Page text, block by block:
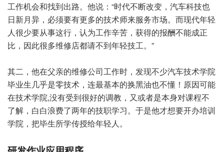
工作机会和找到出路。他说：“时代不断改变，汽车科技也
日新月异，必须要有更多的技术师来服务市场。而现代年轻
人很少要从事这行，认为工作辛苦，获得的报酬不能成正
比，因此很多维修店都请不到年轻技工。”
其二，他在父亲的维修公司工作时，发现不少汽车技术学院
毕业生几乎是零技术，连最基本的换黑油也不懂！原因可能
在技术学院,没有受到很好的调教，又或者是本身对课程不
了解，白白浪费了两年的技职学习。于是他才想要开办培训
学院，把毕生所学传授给年轻人。